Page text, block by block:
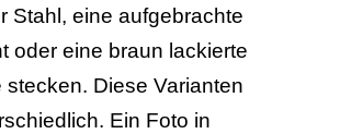
Stahl, eine aufgebrachte
oder eine braun lackierte
stecken. Diese Varianten
Ein Foto in